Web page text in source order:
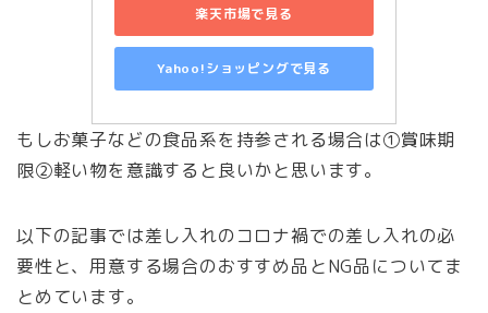
楽天市場で見る
Yahoo!ショッピングで見る
もしお菓子などの食品系を持参される場合は①賞味期
限②軽い物を意識すると良いかと思います。
以下の記事では差し入れのコロナ禍での差し入れの必
要性と、用意する場合のおすすめ品とNG品についてま
とめています。